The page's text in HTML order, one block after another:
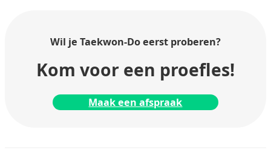
Wil je Taekwon-Doeerst proberen?
Kom voor een proefles!
Maak een afspraak